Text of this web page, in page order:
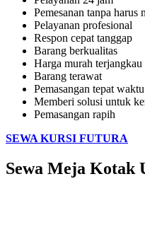
Pemesanan tanpa harus
Pelayanan profesional
Respon cepat tanggap
Barang berkualitas
Harga murah terjangkau
Barang terawat
Pemasangan tepat waktu
Memberi solusi untuk
Pemasangan rapih
SEWA KURSI FUTURA
Sewa Meja Kotak